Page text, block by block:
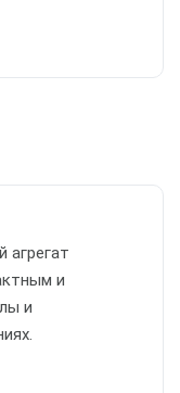
агрегат
и
и